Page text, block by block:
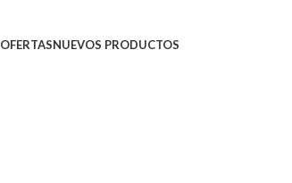
OFERTASNUEVOS PRODUCTOS